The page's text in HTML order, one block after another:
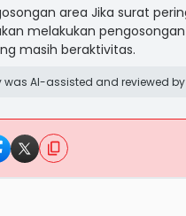
area Jika surat
melakukan
masih beraktivitas.
AI-assisted and reviewed